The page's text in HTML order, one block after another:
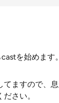
を始めま
ますので、
さい。